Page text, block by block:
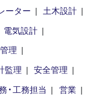
ーター
土木設計
電気設計
理
監理
安全管理
・工務担当
営業